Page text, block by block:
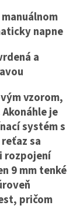
napne
a
vzorom,
je
systém s
sa
rozpojení
9 mm tenké
pričom